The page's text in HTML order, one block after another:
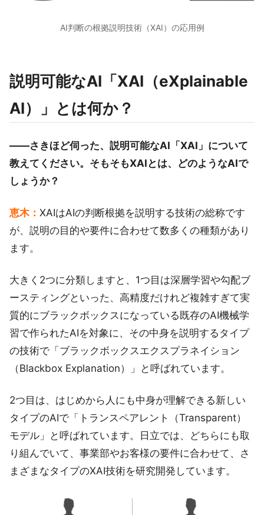
AI判断の根拠説明技術（XAI）の応用例
説明可能なAI「XAI（eXplainable
AI）」とは何か？
――さきほど伺った、説明可能なAI「XAI」について
教えてください。そもそもXAIとは、どのようなAIで
しょうか？
恵木： XAIはAIの判断根拠を説明する技術の総称です
が、説明の目的や要件に合わせて数多くの種類があり
ます。
大きく2つに分類しますと、1つ目は深層学習や勾配ブ
ースティングといった、高精度だけれど複雑すぎて実
質的にブラックボックスになっている既存のAI機械学
習で作られたAIを対象に、その中身を説明するタイプ
の技術で「ブラックボックスエクスプラネイション
（Blackbox Explanation）」と呼ばれています。
2つ目は、はじめから人にも中身が理解できる新しい
タイプのAIで「トランスペアレント（Transparent）
モデル」と呼ばれています。日立では、どちらにも取
り組んでいて、事業部やお客様の要件に合わせて、さ
まざまなタイプのXAI技術を研究開発しています。